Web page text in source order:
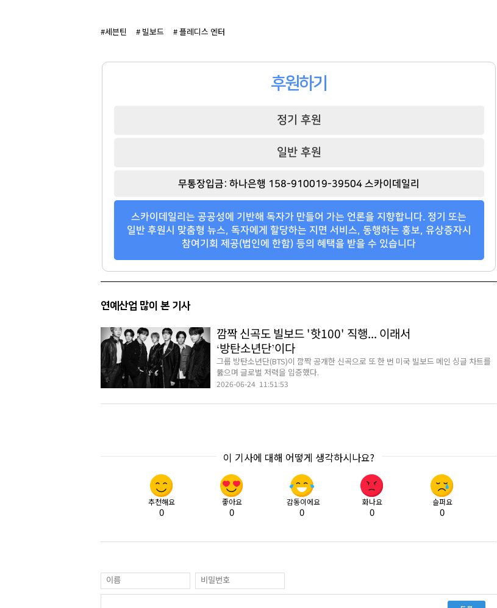
#세븐틴 # 빌보드 # 플레디스 엔터
후원하기
정기 후원
일반 후원
무통장입금: 하나은행 158-910019-39504 스카이데일리
스카이데일리는 공공성에 기반해 독자가 만들어 가는 언론을 지향합니다. 정기 또는
일반 후원시 맞춤형 뉴스, 독자에게 할당하는 지면 서비스, 동행하는 홍보, 유상증자시
참여기회 제공(법인에 한함) 등의 혜택을 받을 수 있습니다
연예산업 많이 본 기사
깜짝 신곡도 빌보드 '핫100' 직행... 이래서
‘방탄소년단’이다
그룹 방탄소년단(BTS)이 깜짝 공개한 신곡으로 또 한 번 미국 빌보드 메인 싱글 차트를
뚫으며 글로벌 저력을 입증했다.
2026-06-24 11:51:53
이 기사에 대해 어떻게 생각하시나요?
추천해요
0
좋아요
0
감동이에요
0
화나요
0
슬퍼요
0